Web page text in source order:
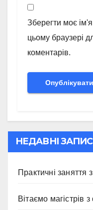
Зберегти моє
цьому браузері
коментарів.
НЕДАВНІ
Практичні заняття
Вітаємо магістрів